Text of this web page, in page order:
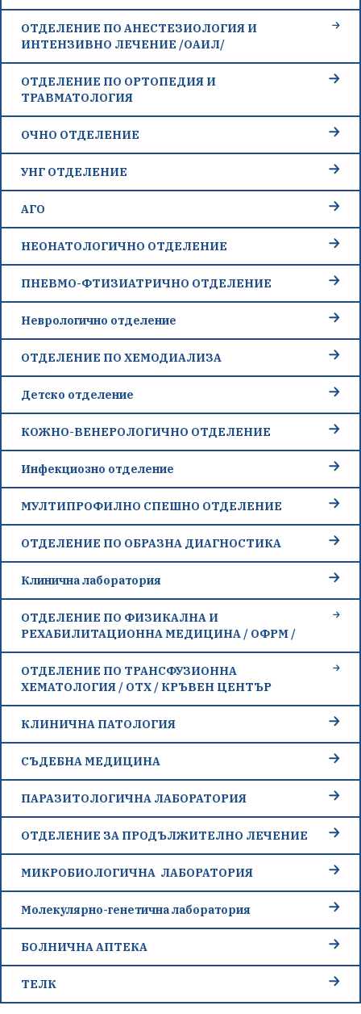
ОТДЕЛЕНИЕ ПО АНЕСТЕЗИОЛОГИЯ И
ИНТЕНЗИВНО ЛЕЧЕНИЕ /ОАИЛ/
ОТДЕЛЕНИЕ ПО ОРТОПЕДИЯ И
ТРАВМАТОЛОГИЯ
ОЧНО ОТДЕЛЕНИЕ
УНГ ОТДЕЛЕНИЕ
АГО
НЕОНАТОЛОГИЧНО ОТДЕЛЕНИЕ
ПНЕВМО-ФТИЗИАТРИЧНО ОТДЕЛЕНИЕ
Неврологично отделение
ОТДЕЛЕНИЕ ПО ХЕМОДИАЛИЗА
Детско отделение
КОЖНО-ВЕНЕРОЛОГИЧНО ОТДЕЛЕНИЕ
Инфекциозно отделение
МУЛТИПРОФИЛНО СПЕШНО ОТДЕЛЕНИЕ
ОТДЕЛЕНИЕ ПО ОБРАЗНА ДИАГНОСТИКА
Клинична лаборатория
ОТДЕЛЕНИЕ ПО ФИЗИКАЛНА И
РЕХАБИЛИТАЦИОННА МЕДИЦИНА / ОФРМ /
ОТДЕЛЕНИЕ ПО ТРАНСФУЗИОННА
ХЕМАТОЛОГИЯ / ОТХ / КРЪВЕН ЦЕНТЪР
КЛИНИЧНА ПАТОЛОГИЯ
СЪДЕБНА МЕДИЦИНА
ПАРАЗИТОЛОГИЧНА ЛАБОРАТОРИЯ
ОТДЕЛЕНИЕ ЗА ПРОДЪЛЖИТЕЛНО ЛЕЧЕНИЕ
МИКРОБИОЛОГИЧНА ЛАБОРАТОРИЯ
Молекулярно-генетична лаборатория
БОЛНИЧНА АПТЕКА
ТЕЛК